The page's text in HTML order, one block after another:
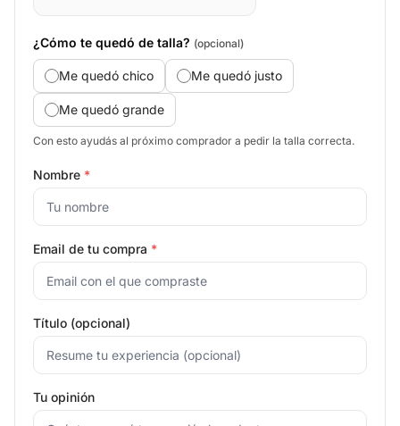
¿Cómo te quedó de talla? (opcional)
Me quedó chico Me quedó justo
Me quedó grande
Con esto ayudás al próximo comprador a pedir la talla correcta.
Nombre *
Email de tu compra *
Título (opcional)
Tu opinión